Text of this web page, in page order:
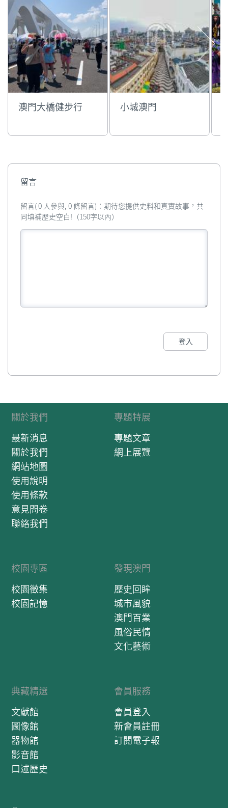
澳門大橋健步行 小城澳門
留言
留言( 0 人參與, 0 條留言)：期待您提供史料和真實故事，共
同填補歷史空白!（150字以內）
登入
關於我們
最新消息
關於我們
網站地圖
使用說明
使用條款
意見問卷
聯絡我們
專題特展
專題文章
網上展覽
校園專區
校園徵集
校園記憶
發現澳門
歷史回眸
城市風貌
澳門百業
風俗民情
文化藝術
典藏精選
文獻館
圖像館
器物館
影音館
口述歷史
會員服務
會員登入
新會員註冊
訂閱電子報